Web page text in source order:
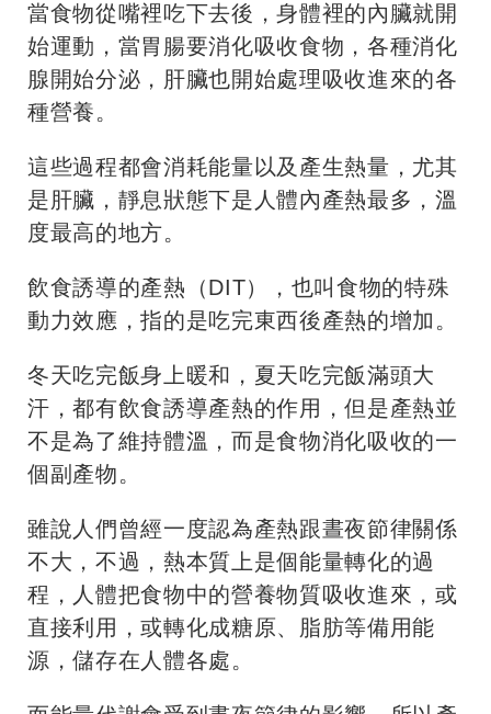
當食物從嘴裡吃下去後，身體裡的內臟就開
始運動，當胃腸要消化吸收食物，各種消化
腺開始分泌，肝臟也開始處理吸收進來的各
種營養。
這些過程都會消耗能量以及產生熱量，尤其
是肝臟，靜息狀態下是人體內產熱最多，溫
度最高的地方。
飲食誘導的產熱（DIT），也叫食物的特殊
動力效應，指的是吃完東西後產熱的增加。
冬天吃完飯身上暖和，夏天吃完飯滿頭大
汗，都有飲食誘導產熱的作用，但是產熱並
不是為了維持體溫，而是食物消化吸收的一
個副產物。
雖說人們曾經一度認為產熱跟晝夜節律關係
不大，不過，熱本質上是個能量轉化的過
程，人體把食物中的營養物質吸收進來，或
直接利用，或轉化成糖原、脂肪等備用能
源，儲存在人體各處。